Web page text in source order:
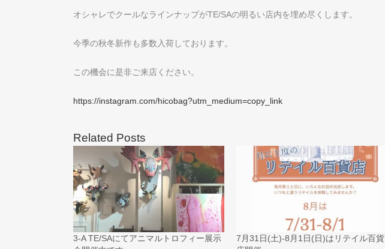
オシャレでクールなラインナップがTE/SAの明るい店内を埋め尽くします。
今季の秋冬新作も多数入荷しております。
この機会に是非ご来店ください。
https://instagram.com/hicobag?utm_medium=copy_link
Related Posts
3-A TE/SAにてアニマルトロフィー展示
7月31日(土)-8月1日(日)はリテイル百貨